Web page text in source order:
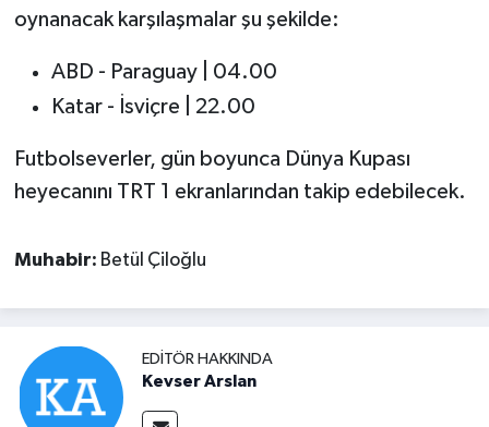
oynanacak karşılaşmalar şu şekilde:
ABD - Paraguay | 04.00
Katar - İsviçre | 22.00
Futbolseverler, gün boyunca Dünya Kupası
heyecanını TRT 1 ekranlarından takip edebilecek.
Muhabir: Betül Çiloğlu
EDITÖR HAKKINDA
Kevser Arslan